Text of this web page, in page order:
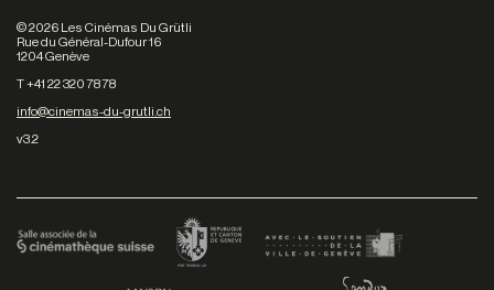
©2026 Les Cinémas Du Grütli
Rue du Général-Dufour 16
1204 Genève
T +41 22 320 78 78
info@cinemas-du-grutli.ch
v3.2